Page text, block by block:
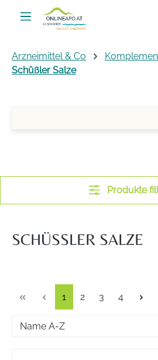
Zum Hauptinhalt springen
Arzneimittel & Co
Schüßler Salze
Produkte
SCHÜSSLER SALZE
Seite
1 Seite
2 Seite
3 Seite
4